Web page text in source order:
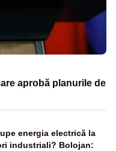
aprobă planurile de
energia electrică la
industriali? Bolojan: